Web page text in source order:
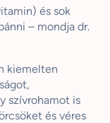
és sok
– mondja dr.
kiemelten
szívrohamot is
és véres